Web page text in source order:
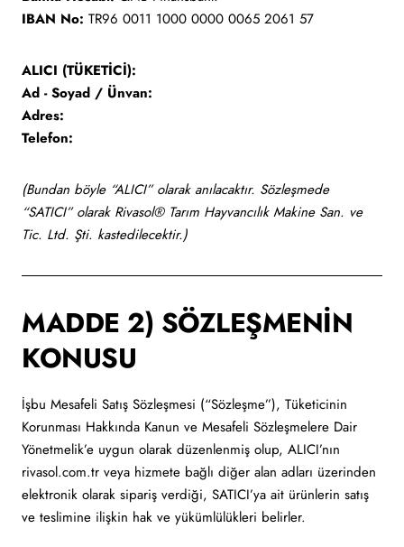
IBAN No: TR96 0011 1000 0000 0065 2061 57
ALICI (TÜKETİCİ):
Ad - Soyad / Ünvan:
Adres:
Telefon:
(Bundan böyle “ALICI” olarak anılacaktır. Sözleşmede
“SATICI” olarak Rivasol® Tarım Hayvancılık Makine San. ve
Tic. Ltd. Şti. kastedilecektir.)
MADDE 2) SÖZLEŞMENİN
KONUSU
İşbu Mesafeli Satış Sözleşmesi (“Sözleşme”), Tüketicinin
Korunması Hakkında Kanun ve Mesafeli Sözleşmelere Dair
Yönetmelik’e uygun olarak düzenlenmiş olup, ALICI’nın
rivasol.com.tr veya hizmete bağlı diğer alan adları üzerinden
elektronik olarak sipariş verdiği, SATICI’ya ait ürünlerin satış
ve teslimine ilişkin hak ve yükümlülükleri belirler.